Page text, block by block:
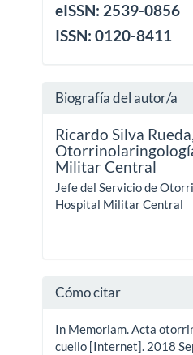
eISSN: 2539-0856
ISSN: 0120-8411
Biografía del autor/a
Ricardo Silva
Militar Central
Jefe del Servicio de
Hospital Militar Central
Cómo citar
In Memoriam. Acta
cuello [Internet]. 2018